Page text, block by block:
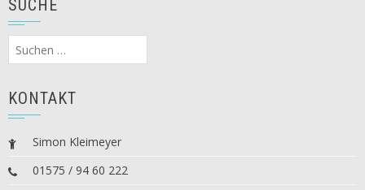
SUCHE
Suchen
nach:
KONTAKT
Simon Kleimeyer
01575 / 94 60 222